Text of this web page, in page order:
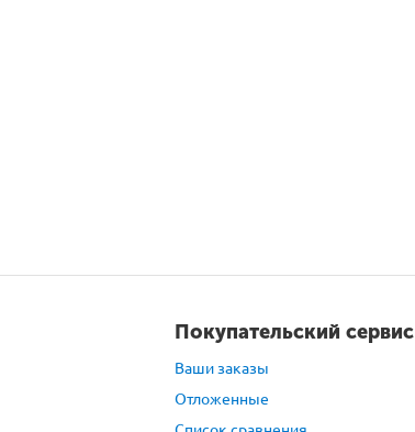
Покупательский сервис
Ваши заказы
Отложенные